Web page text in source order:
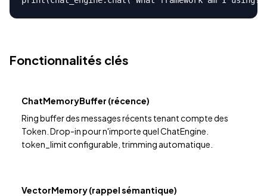
Fonctionnalités clés
ChatMemoryBuffer (récence)
Ring buffer des messages récents tenant compte des
Token. Drop-in pour n'importe quel ChatEngine.
token_limit configurable, trimming automatique.
VectorMemory (rappel sémantique)